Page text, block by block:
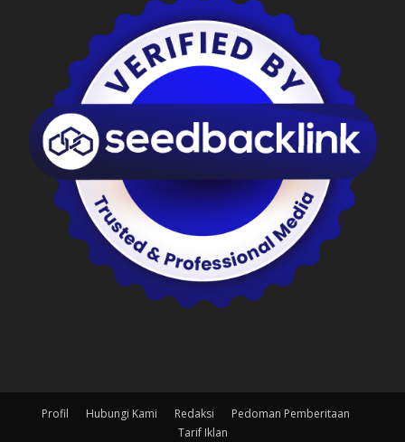
Profil Hubungi Kami Redaksi
Pedoman Pemberitaan
Tarif Iklan